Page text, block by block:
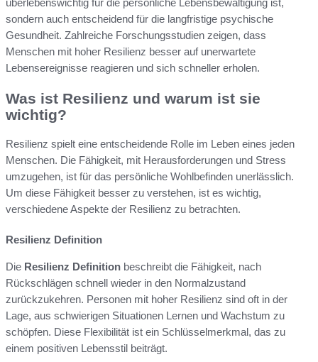
überlebenswichtig für die persönliche Lebensbewältigung ist,
sondern auch entscheidend für die langfristige psychische
Gesundheit. Zahlreiche Forschungsstudien zeigen, dass
Menschen mit hoher Resilienz besser auf unerwartete
Lebensereignisse reagieren und sich schneller erholen.
Was ist Resilienz und warum ist sie
wichtig?
Resilienz spielt eine entscheidende Rolle im Leben eines jeden
Menschen. Die Fähigkeit, mit Herausforderungen und Stress
umzugehen, ist für das persönliche Wohlbefinden unerlässlich.
Um diese Fähigkeit besser zu verstehen, ist es wichtig,
verschiedene Aspekte der Resilienz zu betrachten.
Resilienz Definition
Die Resilienz Definition beschreibt die Fähigkeit, nach
Rückschlägen schnell wieder in den Normalzustand
zurückzukehren. Personen mit hoher Resilienz sind oft in der
Lage, aus schwierigen Situationen Lernen und Wachstum zu
schöpfen. Diese Flexibilität ist ein Schlüsselmerkmal, das zu
einem positiven Lebensstil beiträgt.